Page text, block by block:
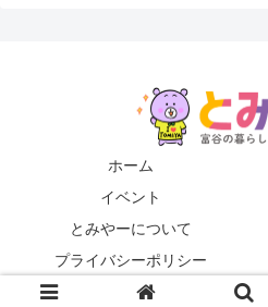
ホーム
イベント
とみやーについて
プライバシーポリシー
© 2019 とみや